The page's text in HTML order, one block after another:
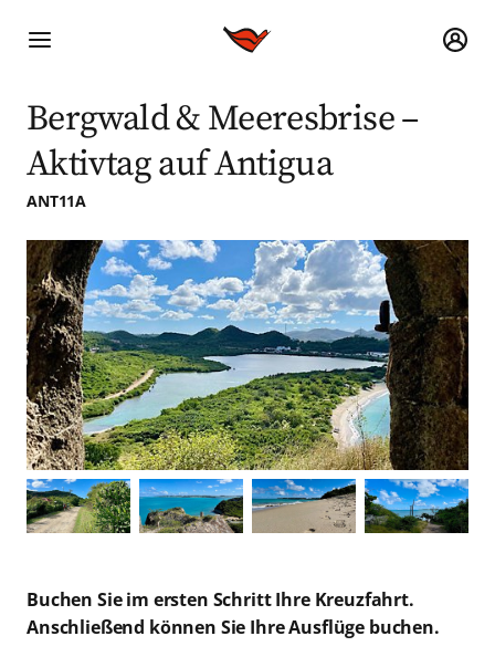
Bergwald & Meeresbrise –
Aktivtag auf Antigua
ANT11A
Buchen Sie im ersten Schritt Ihre Kreuzfahrt.
Anschließend können Sie Ihre Ausflüge buchen.